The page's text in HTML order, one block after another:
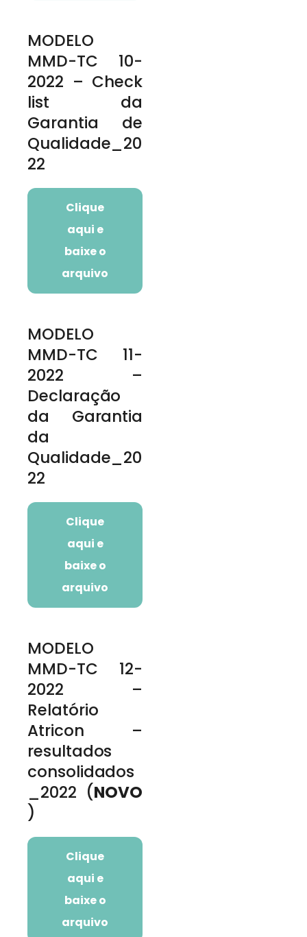
MODELO
MMD-TC 10-
2022 – Check
list da
Garantia de
Qualidade_20
22
Clique
aqui e
baixe o
arquivo
MODELO
MMD-TC 11-
2022 –
Declaração
da Garantia
da
Qualidade_20
22
Clique
aqui e
baixe o
arquivo
MODELO
MMD-TC 12-
2022 –
Relatório
Atricon –
resultados
consolidados
_2022 (NOVO
)
Clique
aqui e
baixe o
arquivo